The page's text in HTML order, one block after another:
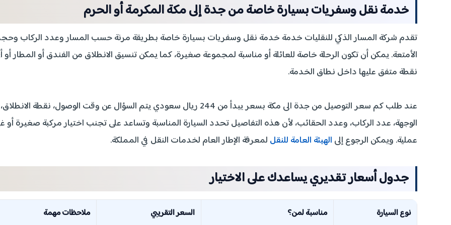
خدمة نقل وسفريات بسيارة خاصة من جدة إلى مكة المكرمة أو الحرم
تقدم شركة المسار الذكي للنقليات خدمة خدمة نقل وسفريات بسيارة خاصة بطريقة مرنة حسب المسار وعدد الركاب
الأمتعة. يمكن أن تكون الرحلة خاصة للعائلة أو مناسبة لمجموعة صغيرة، كما يمكن تنسيق الانطلاق من الفندق أو المطار أو
نقطة متفق عليها داخل نطاق الخدمة.
عند طلب كم سعر التوصيل من جدة الى مكة بسعر يبدأ من 244 ريال سعودي يتم السؤال عن وقت الوصول، نقطة الانطلاق،
الوجهة، عدد الركاب، وعدد الحقائب، لأن هذه التفاصيل تحدد السيارة المناسبة وتساعد على تجنب اختيار مركبة صغيرة أو
عملية. ويمكن الرجوع إلى الهيئة العامة للنقل لمعرفة الإطار العام لخدمات النقل في المملكة.
جدول أسعار تقديري يساعدك على الاختيار
نوع السيارة مناسبة لمن؟ السعر التقريبي ملاحظات مهمة